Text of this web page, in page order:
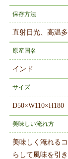
保存方法
直射日光、高温
原産国名
インド
サイズ
D50×W110×H180
美味しい淹れ方
美味しく淹れる
らして風味を引